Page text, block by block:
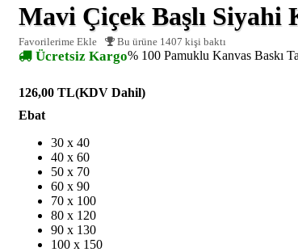
Mavi Çiçek Başlı Siyahi
Favorilerime Ekle Bu ürüne 1407 kişi baktı
Ücretsiz Kargo% 100 Pamuklu Kanvas Baskı
126,00 TL(KDV Dahil)
Ebat
30 x 40
40 x 60
50 x 70
60 x 90
70 x 100
80 x 120
90 x 130
100 x 150